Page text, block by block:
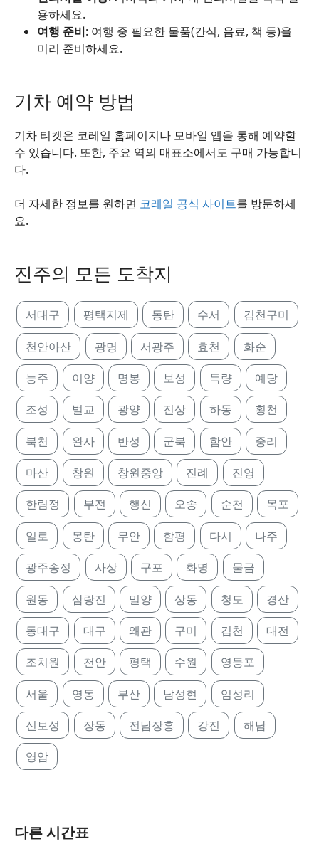
용하세요.
여행 준비: 여행 중 필요한 물품(간식, 음료, 책 등)을
미리 준비하세요.
기차 예약 방법
기차 티켓은 코레일 홈페이지나 모바일 앱을 통해 예약할
수 있습니다. 또한, 주요 역의 매표소에서도 구매 가능합니
다.
더 자세한 정보를 원하면 코레일 공식 사이트를 방문하세
요.
진주의 모든 도착지
서대구 평택지제 동탄 수서 김천구미
천안아산 광명 서광주 효천 화순
능주 이양 명봉 보성 득량 예당
조성 벌교 광양 진상 하동 횡천
북천 완사 반성 군북 함안 중리
마산 창원 창원중앙 진례 진영
한림정 부전 행신 오송 순천 목포
일로 몽탄 무안 함평 다시 나주
광주송정 사상 구포 화명 물금
원동 삼랑진 밀양 상동 청도 경산
동대구 대구 왜관 구미 김천 대전
조치원 천안 평택 수원 영등포
서울 영동 부산 남성현 임성리
신보성 장동 전남장흥 강진 해남
영암
다른 시간표